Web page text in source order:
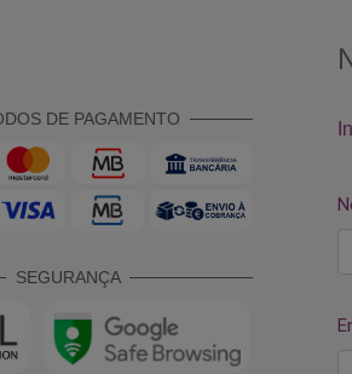
DE PAGAMENTO
SEGURANÇA